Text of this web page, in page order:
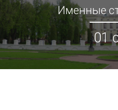
Именные
01